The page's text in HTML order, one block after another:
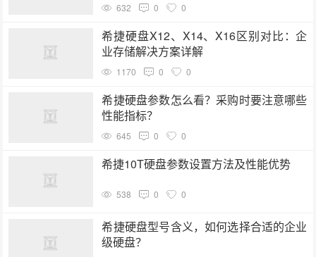
632 0 0
希捷硬盘X12、X14、X16区别对比：企
业存储解决方案详解
1170 0 0
希捷硬盘参数怎么看？采购时要注意哪些
性能指标？
645 0 0
希捷10T硬盘参数设置方法及性能优势
538 0 0
希捷硬盘型号含义，如何选择合适的企业
级硬盘？